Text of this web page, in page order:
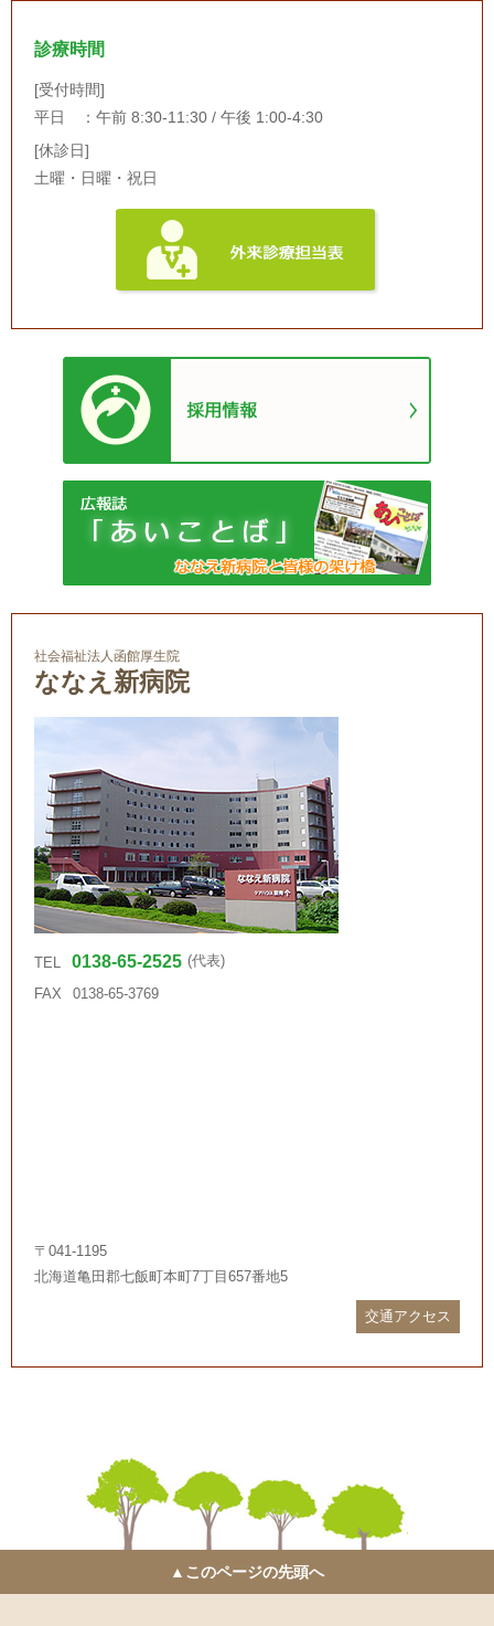
診療時間
[受付時間]
平日 ：午前 8:30-11:30 / 午後 1:00-4:30
[休診日]
土曜・日曜・祝日
社会福祉法人函館厚生院
ななえ新病院
TEL 0138-65-2525 (代表)
FAX
0138-65-3769
〒041-1195
北海道亀田郡七飯町本町7丁目657番地5
交通アクセス
▲このページの先頭へ